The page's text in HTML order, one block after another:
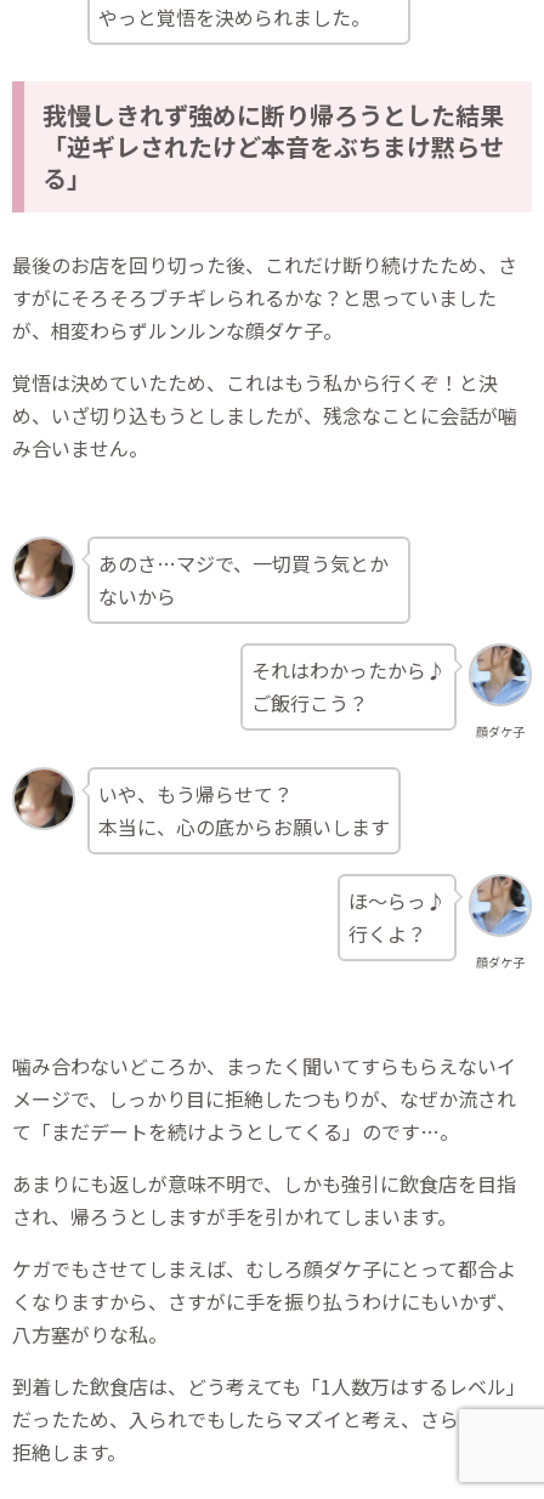
やっと覚悟を決められました。
我慢しきれず強めに断り帰ろうとした結果
「逆ギレされたけど本音をぶちまけ黙らせ
る」
最後のお店を回り切った後、これだけ断り続けたため、さ
すがにそろそろブチギレられるかな？と思っていました
が、相変わらずルンルンな顔ダケ子。
覚悟は決めていたため、これはもう私から行くぞ！と決
め、いざ切り込もうとしましたが、残念なことに会話が噛
み合いません。
あのさ…マジで、一切買う気とか
ないから
顔ダケ子
それはわかったから♪
ご飯行こう？
いや、もう帰らせて？
本当に、心の底からお願いします
顔ダケ子
ほ～らっ♪
行くよ？
噛み合わないどころか、まったく聞いてすらもらえないイ
メージで、しっかり目に拒絶したつもりが、なぜか流され
て「まだデートを続けようとしてくる」のです…。
あまりにも返しが意味不明で、しかも強引に飲食店を目指
され、帰ろうとしますが手を引かれてしまいます。
ケガでもさせてしまえば、むしろ顔ダケ子にとって都合よ
くなりますから、さすがに手を振り払うわけにもいかず、
八方塞がりな私。
到着した飲食店は、どう考えても「1人数万はするレベル」
だったため、入られでもしたらマズイと考え、さらに強く
拒絶します。